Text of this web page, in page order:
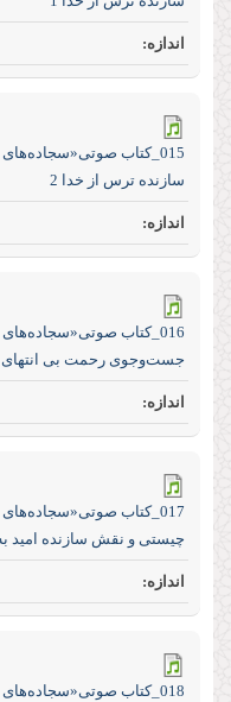
015_کتاب
سازنده ترس از خدا 2
016_کتاب
جست‌و‌جوی رحمت بی انتهای
017_کتاب
چیستی و نقش سازنده امید
018_کتاب